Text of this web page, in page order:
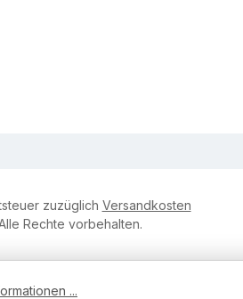
zuzüglich Versandkosten
Rechte vorbehalten.
...